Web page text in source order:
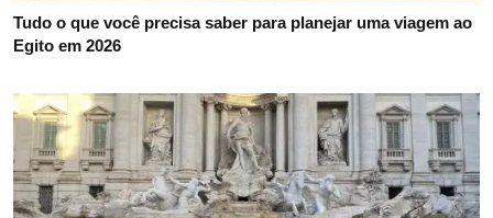
Tudo o que você precisa saber para planejar uma viagem ao
Egito em 2026